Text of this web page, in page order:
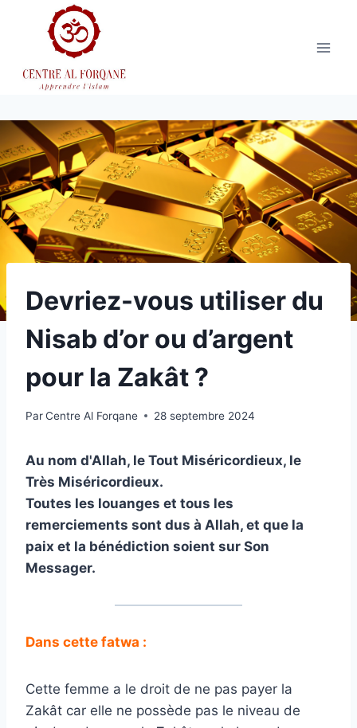
Devriez-vous utiliser du
Nisab d’or ou d’argent
pour la Zakât ?
ParCentre Al Forqane 28 septembre 2024
Au nom d'Allah, le Tout Miséricordieux, le
Très Miséricordieux.
Toutes les louanges et tous les
remerciements sont dus à Allah, et que la
paix et la bénédiction soient sur Son
Messager.
Dans cette fatwa :
Cette femme a le droit de ne pas payer la
Zakât car elle ne possède pas le niveau de